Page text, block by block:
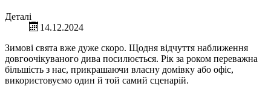
Деталі
14.12.2024
Зимові свята вже дуже скоро. Щодня відчуття наближення
довгоочікуваного дива посилюється. Рік за роком переважна
більшість з нас, прикрашаючи власну домівку або офіс,
використовуємо один й той самий сценарій.